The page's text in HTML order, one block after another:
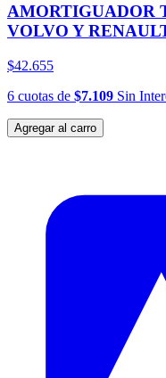
AMORTIGUADOR
VOLVO Y
$42.655
6 cuotas de $7.109 Sin
Agregar al carro